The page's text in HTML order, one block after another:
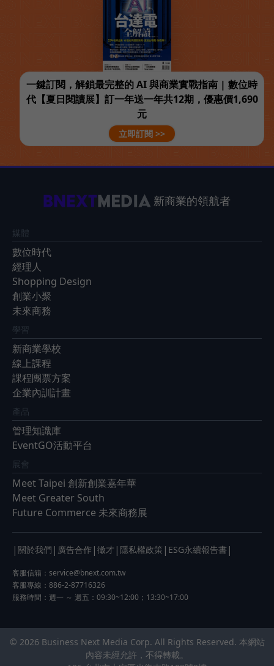
一鍵訂閱，解鎖最完整的 AI 與商業實戰指南 | 數位時
代【夏日閱讀展】訂一年送一年共12期，優惠價1,690
元
立即訂閱 >>
新商業的領航者
媒體
數位時代
經理人
Shopping Design
創業小聚
未來商務
學習
新商業學校
線上課程
課程團票方案
企業內訓計畫
產品
管理知識庫
EventGO活動平台
展會
Meet Taipei 創新創業嘉年華
Meet Greater South
Future Commerce 未來商務展
| 關於我們 | 廣告合作 | 徵才 | 隱私權政策 | ESG永續報告書 |
客服信箱： service@bnext.com.tw
客服專線：886-2-87716326
服務時間：週一 ～ 週五：09:30~12:00；13:30~17:00
© 2026 Business Next Media Corp. All Rights Reserved. 本網站
內容未經允許，不得轉載。